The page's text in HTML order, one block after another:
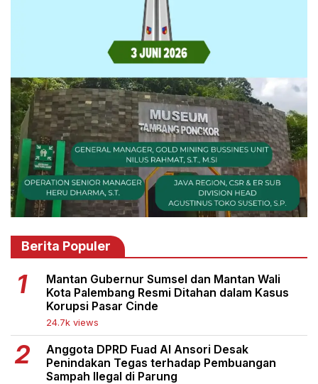
Berita Populer
Mantan Gubernur Sumsel dan Mantan Wali
Kota Palembang Resmi Ditahan dalam Kasus
Korupsi Pasar Cinde
24.7k views
Anggota DPRD Fuad Al Ansori Desak
Penindakan Tegas terhadap Pembuangan
Sampah Ilegal di Parung